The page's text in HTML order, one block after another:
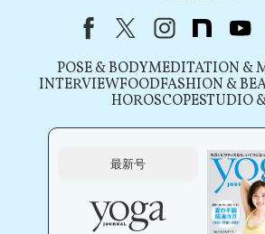
FacebookX（旧Twitter）
instagram
note
POSE & BODYMEDITATION &
INTERVIEWFOODFASHION &
HOROSCOPESTUDIO
最新号